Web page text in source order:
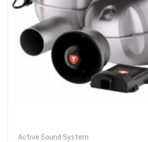
Active Sound System